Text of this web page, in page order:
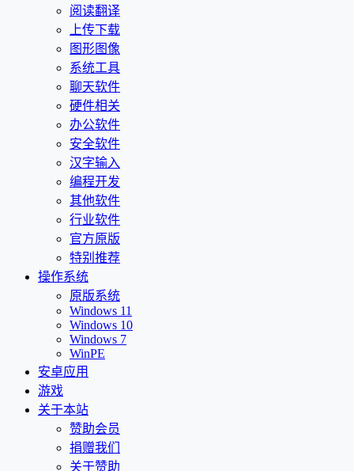
阅读翻译
上传下载
图形图像
系统工具
聊天软件
硬件相关
办公软件
安全软件
汉字输入
编程开发
其他软件
行业软件
官方原版
特别推荐
操作系统
原版系统
Windows 11
Windows 10
Windows 7
WinPE
安卓应用
游戏
关于本站
赞助会员
捐赠我们
关于赞助